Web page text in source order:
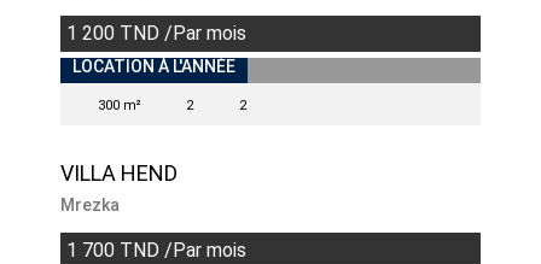
1 200 TND /Par mois
LOCATION À L'ANNÉE
300 m² 2 2
VILLA HEND
Mrezka
1 700 TND /Par mois